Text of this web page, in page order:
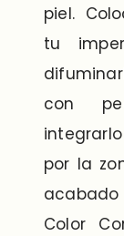
piel.
tu
con
por la
Color